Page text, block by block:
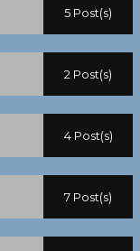
5 Post(s)
2 Post(s)
4 Post(s)
7 Post(s)